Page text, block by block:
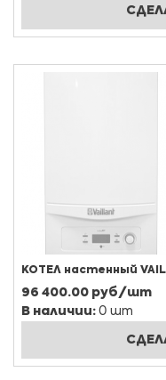
КОТЕЛ настенный
96 400.00 руб/шт
В наличии: 0 шт